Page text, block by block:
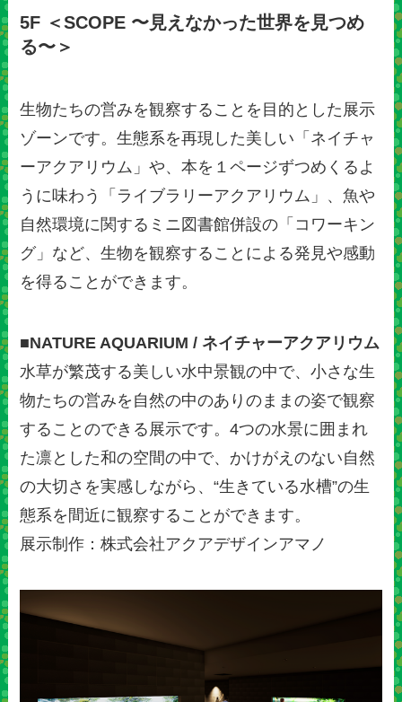
5F ＜SCOPE 〜見えなかった世界を見つめ
る〜＞
生物たちの営みを観察することを目的とした展示
ゾーンです。生態系を再現した美しい「ネイチャ
ーアクアリウム」や、本を１ページずつめくるよ
うに味わう「ライブラリーアクアリウム」、魚や
自然環境に関するミニ図書館併設の「コワーキン
グ」など、生物を観察することによる発見や感動
を得ることができます。
■NATURE AQUARIUM / ネイチャーアクアリウム
水草が繁茂する美しい水中景観の中で、小さな生
物たちの営みを自然の中のありのままの姿で観察
することのできる展示です。4つの水景に囲まれ
た凛とした和の空間の中で、かけがえのない自然
の大切さを実感しながら、“生きている水槽”の生
態系を間近に観察することができます。
展示制作：株式会社アクアデザインアマノ